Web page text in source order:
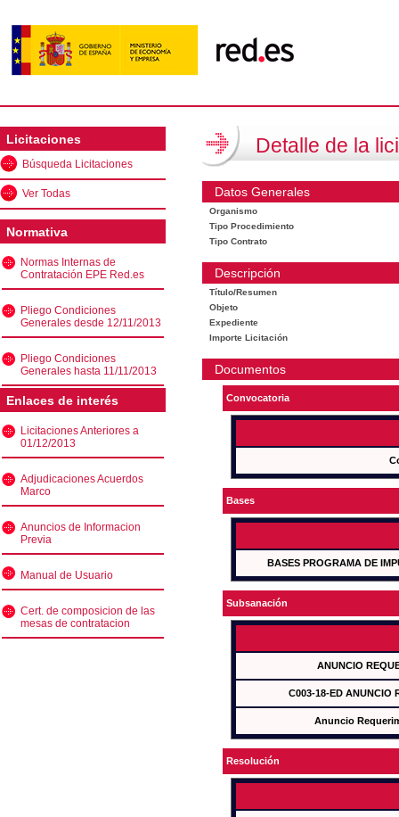
Licitaciones
Búsqueda Licitaciones
Ver Todas
Normativa
Normas Internas de
Contratación EPE Red.es
Pliego Condiciones
Generales desde 12/11/2013
Pliego Condiciones
Generales hasta 11/11/2013
Enlaces de interés
Licitaciones Anteriores a
01/12/2013
Adjudicaciones Acuerdos
Marco
Anuncios de Informacion
Previa
Manual de Usuario
Cert. de composicion de las
mesas de contratacion
Detalle de la
Datos Generales
Organismo
Tipo Procedimiento
Tipo Contrato
Descripción
Título/Resumen
Objeto
Expediente
Importe Licitación
Documentos
Convocatoria
Bases
BASES PROGRAMA DE
Subsanación
ANUNCIO
C003-18-ED ANUNCIO
Anuncio
Resolución